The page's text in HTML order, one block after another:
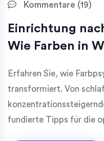
Kommentare (19)
Einrichtung
Wie Farben in
Erfahren Sie, wie
transformiert. Von
fundierte Tipps für die